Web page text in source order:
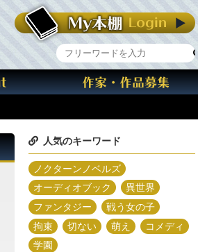
人気のキーワード
ノクターンノベルズ
オーディオブック
異世界
ファンタジー
戦う女の子
拘束
切ない 萌え
コメディ
学園